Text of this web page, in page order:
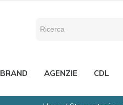
BRAND AGENZIE CDL